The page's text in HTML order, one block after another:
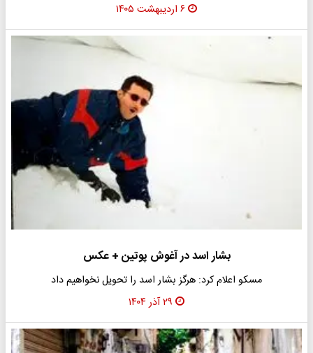
۶ اردیبهشت ۱۴۰۵
بشار اسد در آغوش پوتین + عکس
مسکو اعلام کرد: هرگز بشار اسد را تحویل نخواهیم داد
۲۹ آذر ۱۴۰۴